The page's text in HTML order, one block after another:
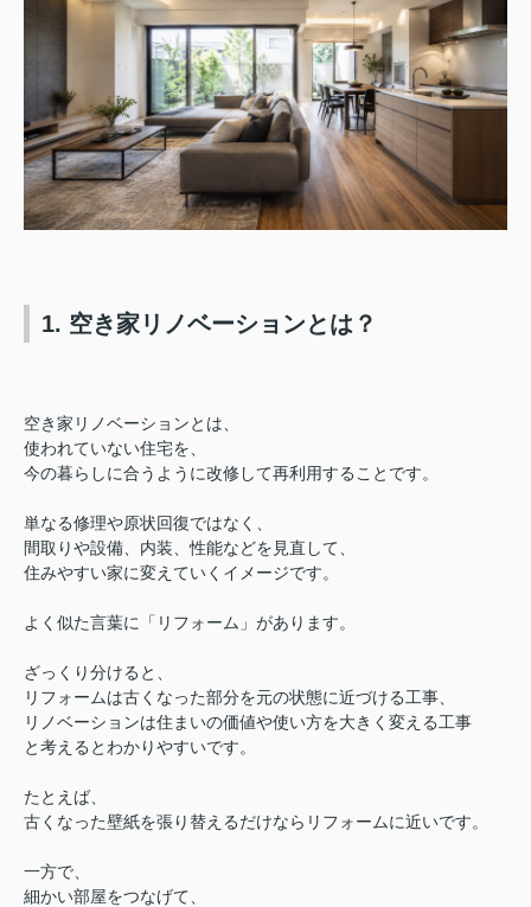
1. 空き家リノベーションとは？
空き家リノベーションとは、
使われていない住宅を、
今の暮らしに合うように改修して再利用することです。
単なる修理や原状回復ではなく、
間取りや設備、内装、性能などを見直して、
住みやすい家に変えていくイメージです。
よく似た言葉に「リフォーム」があります。
ざっくり分けると、
リフォームは古くなった部分を元の状態に近づける工事、
リノベーションは住まいの価値や使い方を大きく変える工事
と考えるとわかりやすいです。
たとえば、
古くなった壁紙を張り替えるだけならリフォームに近いです。
一方で、
細かい部屋をつなげて、